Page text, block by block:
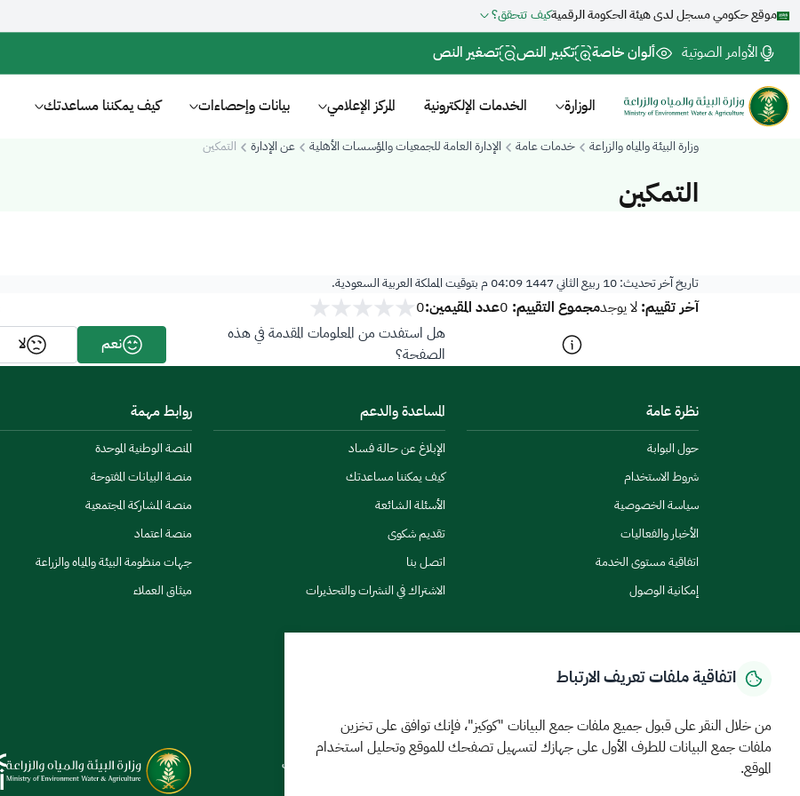
موقع حكومي مسجل لدى هيئة الحكومة الرقميةكيف تتحقق؟
الأوامر الصوتية ألوان خاصة تكبير النص تصغير النص
الوزارة الخدمات الإلكترونية المركز الإعلامي بيانات وإحصاءات كيف يمكننا مساعدتك
وزارة البيئة والمياه والزراعة خدمات عامة الإدارة العامة للجمعيات والمؤسسات الأهلية عن الإدارة التمكين
التمكين
تاريخ آخر تحديث:10 ربيع الثاني 1447 04:09 م بتوقيت المملكة العربية السعودية.
آخر تقييم:لا يوجدمجموع التقييم: 0عدد المقيمين:0
هل استفدت من المعلومات المقدمة في هذه
الصفحة؟
نعم لا
نظرة عامة
حول البوابة
شروط الاستخدام
سياسة الخصوصية
الأخبار والفعاليات
اتفاقية مستوى الخدمة
إمكانية الوصول
المساعدة والدعم
الإبلاغ عن حالة فساد
كيف يمكننا مساعدتك
الأسئلة الشائعة
تقديم شكوى
اتصل بنا
الاشتراك في النشرات والتحذيرات
روابط مهمة
المنصة الوطنية الموحدة
منصة البيانات المفتوحة
منصة المشاركة المجتمعية
منصة اعتماد
جهات منظومة البيئة والمياه والزراعة
ميثاق العملاء
الرئيسيةالمركز الإعلاميبيانات و احصاءاتالخدمات الإلكترونيةكيف يمكننا مساعدتك
اتفاقية ملفات تعريف الارتباط
من خلال النقر على قبول جميع ملفات جمع البيانات "كوكيز"، فإنك توافق على تخزين
ملفات جمع البيانات للطرف الأول على جهازك لتسهيل تصفحك للموقع وتحليل استخدام
الموقع.